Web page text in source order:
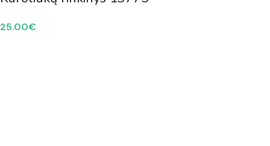
25.00€